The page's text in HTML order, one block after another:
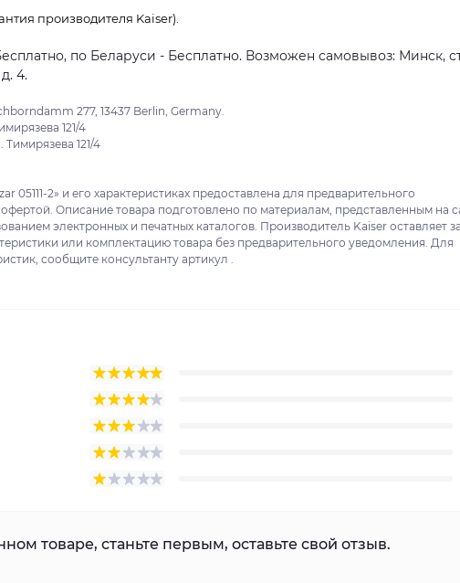
производителя Kaiser).
по Беларуси - Бесплатно. Возможен самовывоз: Минск,
4.
277, 13437 Berlin, Germany.
121/4
121/4
05111-2» и его характеристиках предоставлена для предварительного
Описание товара подготовлено по материалам, представленным на
электронных и печатных каталогов. Производитель Kaiser оставляет за
или комплектацию товара без предварительного уведомления. Для
сообщите консультанту артикул .
товаре, станьте первым, оставьте свой отзыв.